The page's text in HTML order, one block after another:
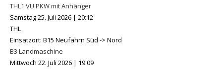
THL1 VU PKW mit Anhänger
Samstag 25. Juli 2026 | 20:12
THL
Einsatzort: B15 Neufahrn Süd -> Nord
B3 Landmaschine
Mittwoch 22. Juli 2026 | 19:09